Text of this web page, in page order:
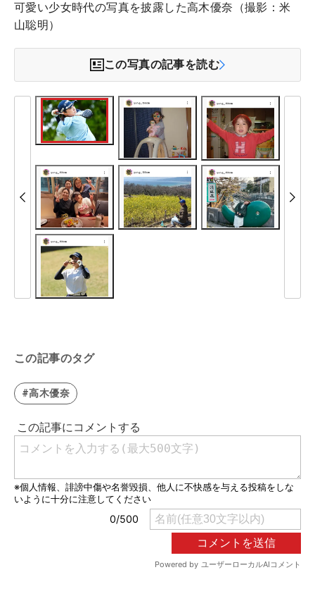
可愛い少女時代の写真を披露した高木優奈（撮影：米
山聡明）
この写真の記事を読む
この記事のタグ
#高木優奈